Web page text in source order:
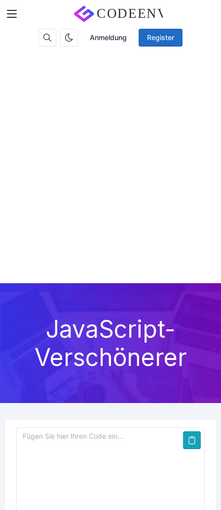
Anmeldung Register
JavaScript-
Verschönerer